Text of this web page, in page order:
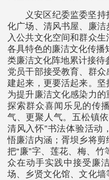
义安区纪委监委坚
化广场、清风书屋、廉
入公共文化空间和群众生
各具特色的廉洁文化传播
类廉洁文化阵地累计接待
党员干部接受教育、群
建起来，更要活起来。
为提升廉洁文化感染力
探索群众喜闻乐见的传
气、更聚人气。五松镇
清风入怀”书法体验活动
悟廉洁内涵；胥坝乡将剪
把“廉”字、莲花、梅、
众在动手实践中接受廉
场、乡贤文化馆、文化